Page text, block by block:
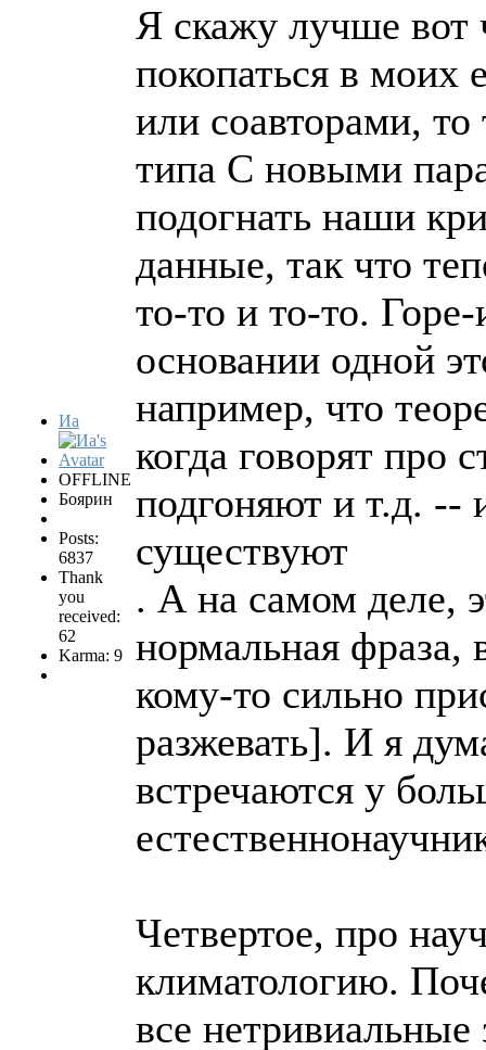
Иа
OFFLINE
Боярин
Posts:
6837
Thank
you
received:
62
Karma: 9
Я скажу лучше вот
покопаться в моих
или соавторами, то
типа С новыми
подогнать наши
данные, так что
то-то и то-то.
основании одной
например, что
когда говорят про
подгоняют и т.д. --
существуют
. А на самом деле,
нормальная фраза,
кому-то сильно
разжевать]. И я
встречаются у
Четвертое, про
климатологию.
все нетривиальные